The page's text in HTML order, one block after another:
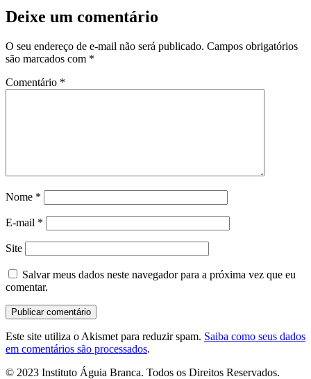
Deixe um comentário
O seu endereço de e-mail não será publicado. Campos obrigatórios
são marcados com *
Comentário *
Nome *
E-mail *
Site
Salvar meus dados neste navegador para a próxima vez que eu
comentar.
Este site utiliza o Akismet para reduzir spam. Saiba como seus dados
em comentários são processados.
© 2023 Instituto Águia Branca. Todos os Direitos Reservados.